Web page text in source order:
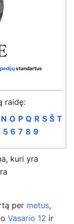
standartus
raidę:
N O P Q R S Š T
5 6 7 8 9
kuri yra
per metus,
Vasario 12 ir